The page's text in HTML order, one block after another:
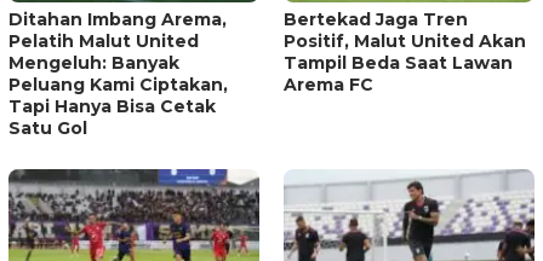
Ditahan Imbang Arema,
Pelatih Malut United
Mengeluh: Banyak
Peluang Kami Ciptakan,
Tapi Hanya Bisa Cetak
Satu Gol
Bertekad Jaga Tren
Positif, Malut United Akan
Tampil Beda Saat Lawan
Arema FC